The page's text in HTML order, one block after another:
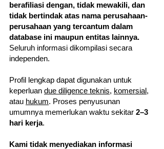
berafiliasi dengan, tidak mewakili, dan
tidak bertindak atas nama perusahaan-
perusahaan yang tercantum dalam
database ini maupun entitas lainnya.
Seluruh informasi dikompilasi secara
independen.
Profil lengkap dapat digunakan untuk
keperluan due diligence teknis, komersial,
atau hukum. Proses penyusunan
umumnya memerlukan waktu sekitar 2–3
hari kerja.
Kami tidak menyediakan informasi